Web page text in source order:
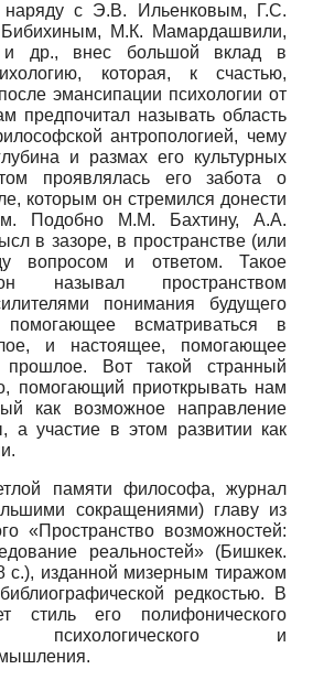
с Э.В. Ильенковым, Г.С.
М.К. Мамардашвили,
др., внес большой вклад в
которая, к счастью,
эмансипации психологии от
предпочитал называть область
антропологией, чему
и размах его культурных
проявлялась его забота о
которым он стремился донести
Подобно М.М. Бахтину, А.А.
в зазоре, в пространстве (или
вопросом и ответом. Такое
называл пространством
понимания будущего
всматриваться в
и настоящее, помогающее
прошлое. Вот такой странный
помогающий приоткрывать нам
как возможное направление
а участие в этом развитии как
памяти философа, журнал
сокращениями) главу из
«Пространство возможностей:
реальностей» (Бишкек.
изданной мизерным тиражом
редкостью. В
стиль его полифонического
психологического и
мышления.